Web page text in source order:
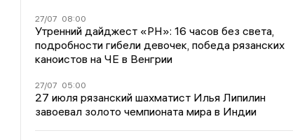
27/07 08:00
Утренний дайджест «РН»: 16 часов без света,
подробности гибели девочек, победа рязанских
каноистов на ЧЕ в Венгрии
27/07 05:00
27 июля рязанский шахматист Илья Липилин
завоевал золото чемпионата мира в Индии